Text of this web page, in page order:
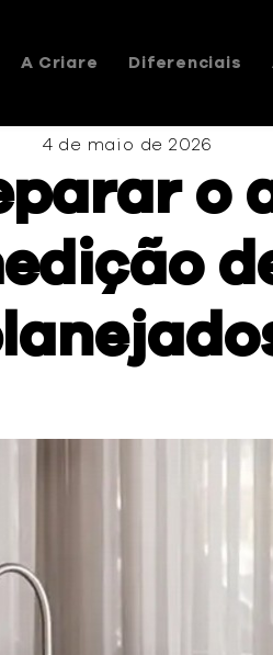
A Criare Diferenciais
4 de maio de 2026
o